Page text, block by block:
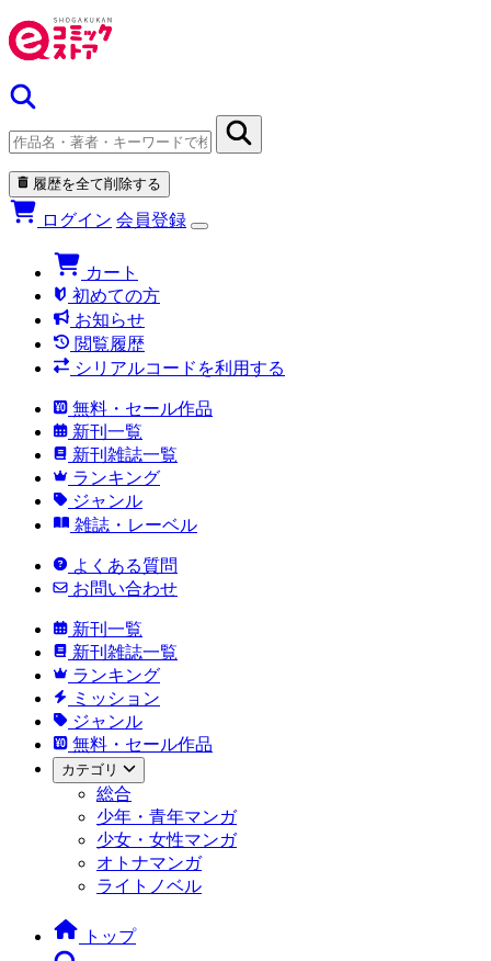
履歴を全て削除する
ログイン 会員登録
カート
初めての方
お知らせ
閲覧履歴
シリアルコードを利用する
無料・セール作品
新刊一覧
新刊雑誌一覧
ランキング
ジャンル
雑誌・レーベル
よくある質問
お問い合わせ
新刊一覧
新刊雑誌一覧
ランキング
ミッション
ジャンル
無料・セール作品
カテゴリ
総合
少年・青年マンガ
少女・女性マンガ
オトナマンガ
ライトノベル
トップ